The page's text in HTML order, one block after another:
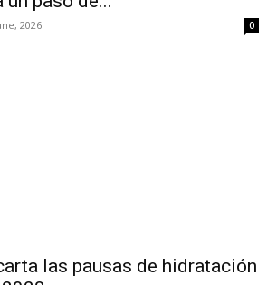
2026 0
las pausas de hidratación